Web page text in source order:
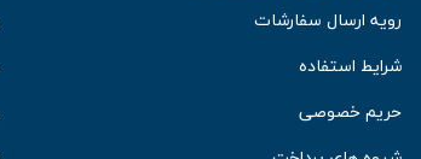
رویه ارسال سفارشات
شرایط استفاده
حریم خصوصی